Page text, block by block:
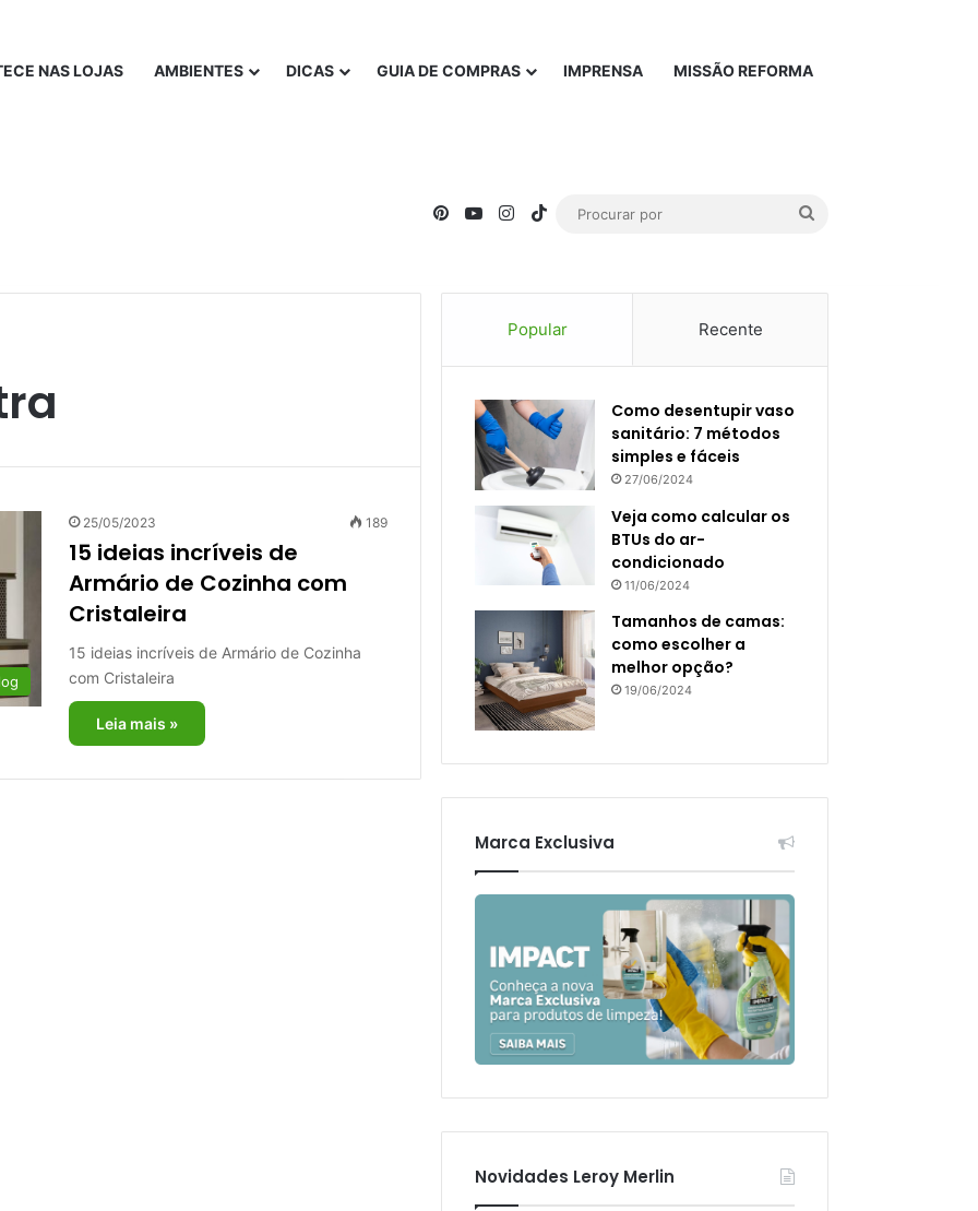
NAS LOJAS AMBIENTES DICAS GUIA DE COMPRAS IMPRENSA MISSÃO REFORMA
PinterestYouTubeInstagram
TikTok
25/05/2023 189
15 ideias incríveis de
Armário de Cozinha com
Cristaleira
15 ideias incríveis de Armário de Cozinha
com Cristaleira
Leia mais »
Popular Recente
Como desentupir vaso
sanitário: 7 métodos
simples e fáceis
27/06/2024
Veja como calcular os
BTUs do ar-
condicionado
11/06/2024
Tamanhos de camas:
como escolher a
melhor opção?
19/06/2024
Marca Exclusiva
Novidades Leroy Merlin